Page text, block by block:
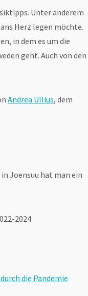
Unter anderem
ans Herz legen möchte.
in dem es um die
geht. Auch von den
Andrea Ullius, dem
Joensuu hat man ein
2024
die Pandemie